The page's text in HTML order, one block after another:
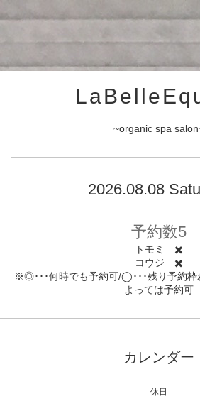
~organic spa
2026.08.08
予約数5
トモミ ✖️
コウジ ✖️
※◎･･･何時でも予約可/◯･･･残り予約枠
よっては予約可
カレンダー
休日